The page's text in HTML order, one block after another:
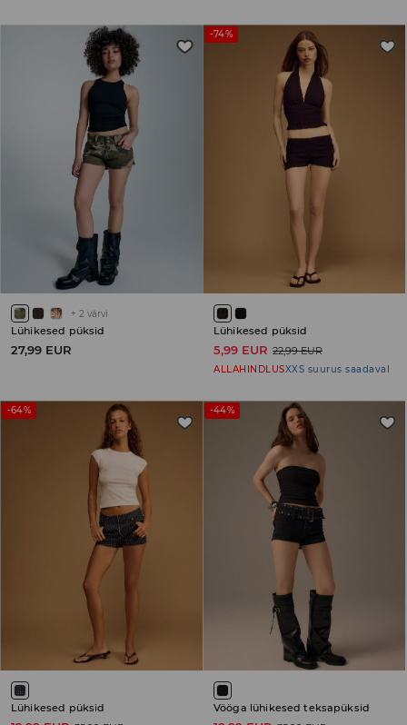
+ 2 värvi
Lühikesed püksid
27,99 EUR
-74%
Lühikesed püksid
5,99 EUR 22,99 EUR
ALLAHINDLUSXXS suurus saadaval
-64%
Lühikesed püksid
-44%
Vööga lühikesed teksapüksid